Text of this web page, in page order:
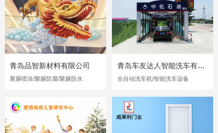
青岛品智新材料有限公司
聚脲喷涂/聚脲防腐/聚脲防水
青岛车友达人智能洗车有限公司
全自动洗车机/智能洗车设备